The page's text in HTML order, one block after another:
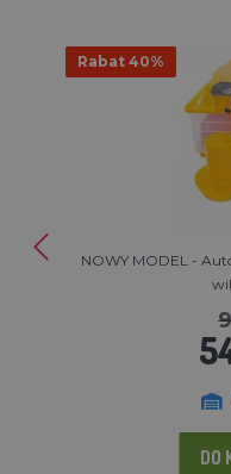
Rabat 40%
NOWY MODEL -
DO